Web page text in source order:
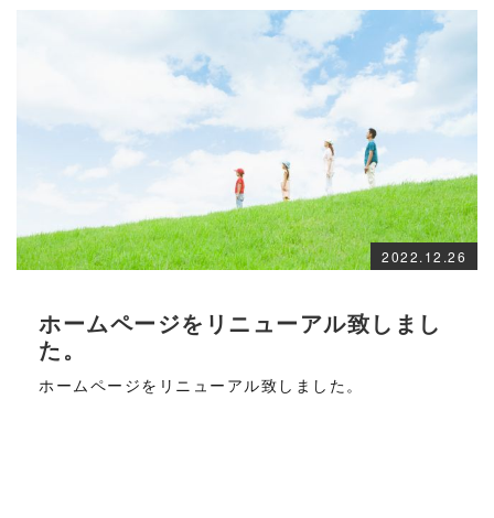
2022.12.26
ホームページをリニューアル致しまし
た。
ホームページをリニューアル致しました。